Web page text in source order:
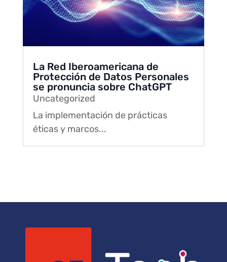
La Red Iberoamericana de
Protección de Datos Personales
se pronuncia sobre ChatGPT
Uncategorized
La implementación de prácticas
éticas y marcos...